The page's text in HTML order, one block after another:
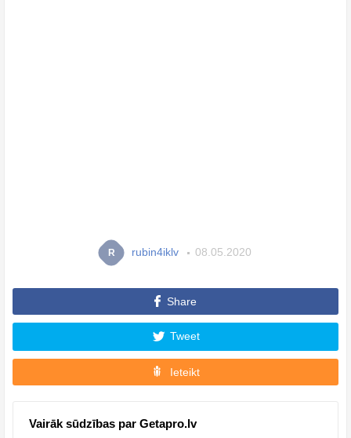
R rubin4iklv 08.05.2020
Share
Tweet
Ieteikt
Vairāk sūdzības par Getapro.lv